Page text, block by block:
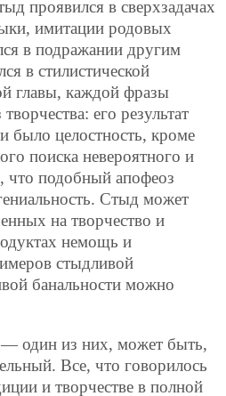
проявился в сверхзадачах
имитации родовых
в подражании другим
в стилистической
главы, каждой фразы
его результат
было целостность, кроме
поиска невероятного и
что подобный апофеоз
Стыд может
на творчество и
немощь и
стыдливой
банальности можно
один из них, может быть,
Все, что говорилось
и творчестве в полной